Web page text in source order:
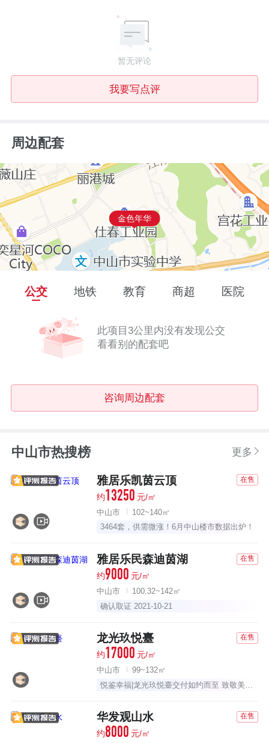
暂无评论
我要写点评
周边配套
金色年华
公交 地铁 教育 商超 医院
此项目3公里内没有发现公交
看看别的配套吧
咨询周边配套
中山市热搜榜 更多
雅居乐凯茵云顶 在售
约13250 元/㎡
中山市
102~140㎡
3464套，供需微涨！6月中山楼市数据出炉！
雅居乐民森迪茵湖 在售
约9000 元/㎡
中山市
100.32~142㎡
确认取证 2021-10-21
龙光玖悦臺 在售
约17000 元/㎡
中山市
99~132㎡
华发观山水 在售
约8000 元/㎡